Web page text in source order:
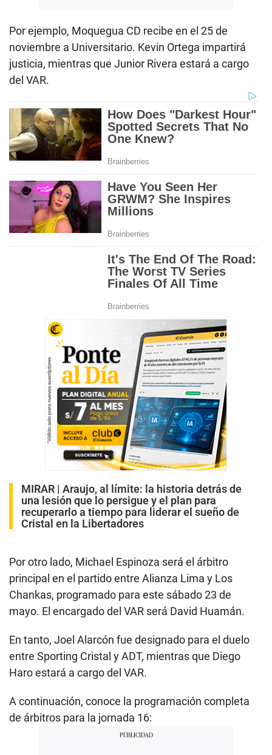
Por ejemplo, Moquegua CD recibe en el 25 de
noviembre a Universitario. Kevin Ortega impartirá
justicia, mientras que Junior Rivera estará a cargo
del VAR.
MIRAR | Araujo, al límite: la historia detrás de
una lesión que lo persigue y el plan para
recuperarlo a tiempo para liderar el sueño de
Cristal en la Libertadores
Por otro lado, Michael Espinoza será el árbitro
principal en el partido entre Alianza Lima y Los
Chankas, programado para este sábado 23 de
mayo. El encargado del VAR será David Huamán.
En tanto, Joel Alarcón fue designado para el duelo
entre Sporting Cristal y ADT, mientras que Diego
Haro estará a cargo del VAR.
A continuación, conoce la programación completa
de árbitros para la jornada 16: